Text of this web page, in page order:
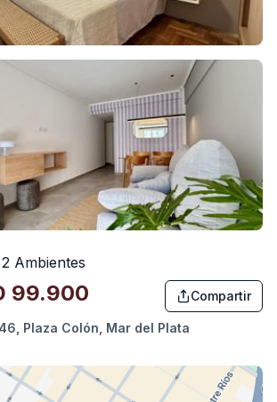
Ambientes
99.900 Compartir
Plaza Colón, Mar del Plata